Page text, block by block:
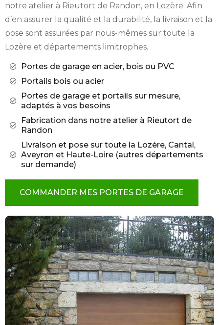
notre atelier à Rieutort de Randon, en Lozère. Afin
d’en assurer la qualité et la durabilité, la livraison et la
pose sont assurées par nous-mêmes sur toute la
Lozère et départements limitrophes.
Portes de garage en acier, bois ou PVC
Portails bois ou acier
Portes de garage et portails sur mesure,
adaptés à vos besoins
Fabrication dans notre atelier à Rieutort de
Randon
Livraison et pose sur toute la Lozère, Cantal,
Aveyron et Haute-Loire (autres départements
sur demande)
COMMANDER MES PORTES DE GARAGE